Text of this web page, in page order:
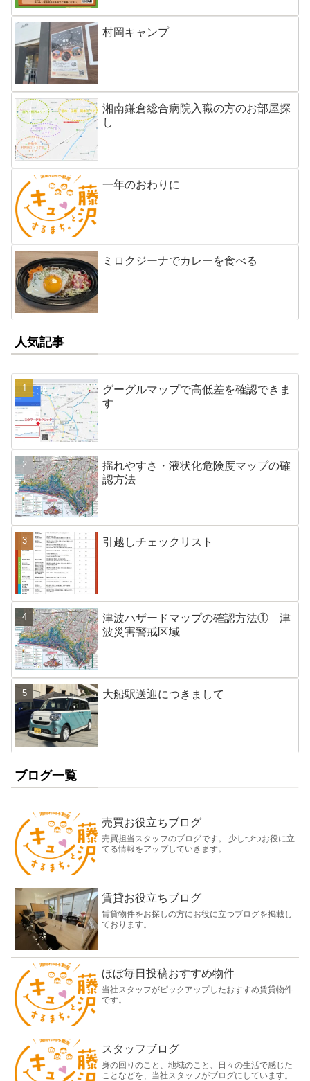
村岡キャンプ
湘南鎌倉総合病院入職の方のお部屋探
し
一年のおわりに
ミロクジーナでカレーを食べる
人気記事
グーグルマップで高低差を確認できま
す
揺れやすさ・液状化危険度マップの確
認方法
引越しチェックリスト
津波ハザードマップの確認方法① 津
波災害警戒区域
大船駅送迎につきまして
ブログ一覧
売買お役立ちブログ
売買担当スタッフのブログです。 少しづつお役に立
てる情報をアップしていきます。
賃貸お役立ちブログ
賃貸物件をお探しの方にお役に立つブログを掲載し
ております。
ほぼ毎日投稿おすすめ物件
当社スタッフがピックアップしたおすすめ賃貸物件
です。
スタッフブログ
身の回りのこと、地域のこと、日々の生活で感じた
ことなどを、当社スタッフがブログにしています。